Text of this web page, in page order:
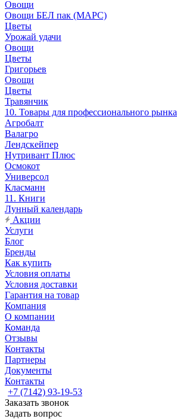
Овощи
Овощи БЕЛ пак (МАРС)
Цветы
Урожай удачи
Овощи
Цветы
Григорьев
Овощи
Цветы
Травянчик
10. Товары для профессионального рынка
Агробалт
Валагро
Лендскейпер
Нутривант Плюс
Осмокот
Универсол
Класманн
11. Книги
Лунный календарь
Акции
Услуги
Блог
Бренды
Как купить
Условия оплаты
Условия доставки
Гарантия на товар
Компания
О компании
Команда
Отзывы
Контакты
Партнеры
Документы
Контакты
+7 (7142) 93-19-53
Заказать звонок
Задать вопрос